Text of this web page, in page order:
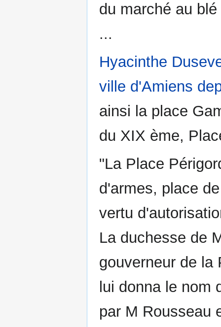
du marché au
...
Hyacinthe
ville d'Amiens
ainsi la place
du XIX ème,
"La Place
d'armes, place
vertu
La duchesse de
gouverneur de la
lui donna le nom
par M Rousseau